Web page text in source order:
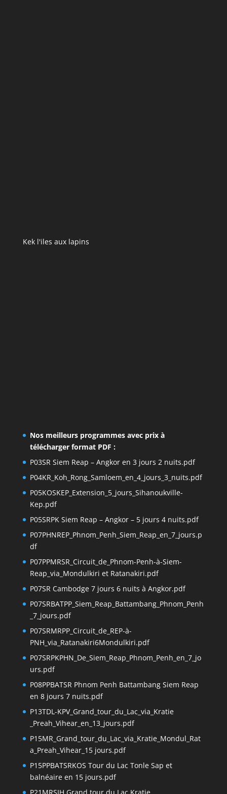
Kek l'iles aux lapins
Nos meilleurs programmes avec prix à
télécharger format PDF :
P03SR Siem Reap – Angkor en 3 jours 2 nuits.pdf
P04KR_Koh_Rong_Samloem_en_4_jours_3_nuits.pdf
P05KOSKEP_Extension_5_jours_Sihanoukville-
Kep.pdf
P05SRPK Siem Reap – Angkor – 5 jours 4 nuits.pdf
P07PHNREP_Phnom_Penh_Siem_Reap_en_7_jours.p
df
P07PPMRSR_Circuit_de_Phnom-Penh-à-Siem-
Reap_via_Mondulkiri et Ratanakiri.pdf
P07SR Cambodge 7 jours 6 nuits à Angkor.pdf
P07SRBATPP_Siem_Reap_Battambang_Phnom_Penh
_7_jours.pdf
P07SRMRPP_Circuit_de_REP-à-
PNH_via_Ratanakiri6Mondulkiri.pdf
P07SRPKPHN_De_Siem_Reap_Phnom_Penh_en_7_jo
urs.pdf
P08PPBATSR Phnom Penh Battambang Siem Reap
en 8 jours 7 nuits.pdf
P13TDL-KPV_Grand_tour_du_Lac_via_Kratie
_Preah_Vihear_en_13_jours.pdf
P15MR_Grand_tour_du_Lac_via_Kratie_Mondul_Rat
a_Preah_Vihear_15 jours.pdf
P15PPBATSRKOS Tour du Lac Tonle Sap et
balnéaire en 15 jours.pdf